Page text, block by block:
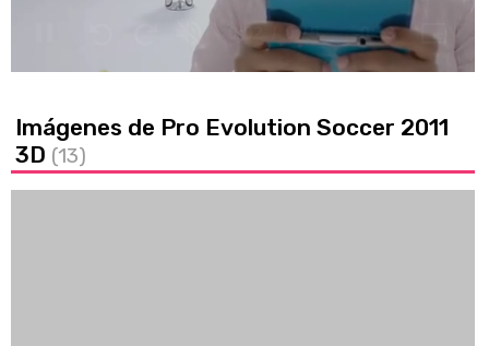
Unmute /
Imágenes de Pro Evolution Soccer 2011
3D (13)